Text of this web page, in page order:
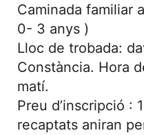
Caminada familiar
0- 3 anys )
Lloc de trobada:
Constància. Hora
matí.
Preu d’inscripció :
recaptats aniran